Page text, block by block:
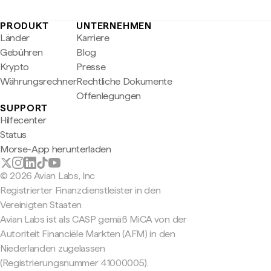
PRODUKT
Länder
Gebühren
Krypto
Währungsrechner
UNTERNEHMEN
Karriere
Blog
Presse
Rechtliche Dokumente
Offenlegungen
SUPPORT
Hilfecenter
Status
Morse-App herunterladen
© 2026 Avian Labs, Inc
Registrierter Finanzdienstleister in den
Vereinigten Staaten
Avian Labs ist als CASP gemäß MiCA von der
Autoriteit Financiële Markten (AFM) in den
Niederlanden zugelassen
(Registrierungsnummer 41000005).